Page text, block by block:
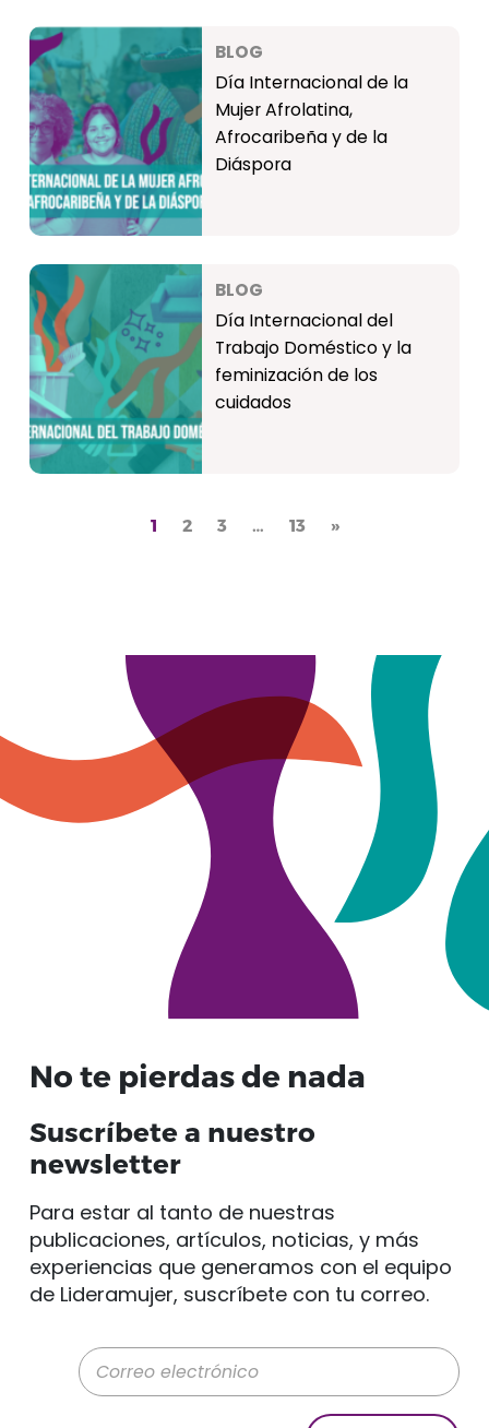
BLOG
Día Internacional de la
Mujer Afrolatina,
Afrocaribeña y de la
Diáspora
BLOG
Día Internacional del
Trabajo Doméstico y la
feminización de los
cuidados
1 2 3 … 13 »
No te pierdas de nada
Suscríbete a nuestro
newsletter
Para estar al tanto de nuestras
publicaciones, artículos, noticias, y más
experiencias que generamos con el equipo
de Lideramujer, suscríbete con tu correo.
Correo electrónico